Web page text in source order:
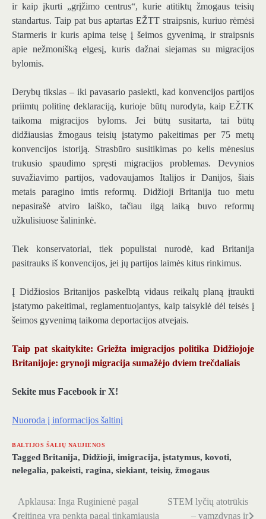
ir kaip įkurti „grįžimo centrus“, kurie atitiktų žmogaus teisių
standartus. Taip pat bus aptartas EŽTT straipsnis, kuriuo rėmėsi
Starmeris ir kuris apima teisę į šeimos gyvenimą, ir straipsnis
apie nežmonišką elgesį, kuris dažnai siejamas su migracijos
bylomis.
Derybų tikslas – iki pavasario pasiekti, kad konvencijos partijos
priimtų politinę deklaraciją, kurioje būtų nurodyta, kaip EŽTK
taikoma migracijos byloms. Jei būtų susitarta, tai būtų
didžiausias žmogaus teisių įstatymo pakeitimas per 75 metų
konvencijos istoriją. Strasbūro susitikimas po kelis mėnesius
trukusio spaudimo spręsti migracijos problemas. Devynios
suvažiavimo partijos, vadovaujamos Italijos ir Danijos, šiais
metais paragino imtis reformų. Didžioji Britanija tuo metu
nepasirašė atviro laiško, tačiau ilgą laiką buvo reformų
užkulisiuose šalininkė.
Tiek konservatoriai, tiek populistai nurodė, kad Britanija
pasitrauks iš konvencijos, jei jų partijos laimės kitus rinkimus.
Į Didžiosios Britanijos paskelbtą vidaus reikalų planą įtraukti
įstatymo pakeitimai, reglamentuojantys, kaip taisyklė dėl teisės į
šeimos gyvenimą taikoma deportacijos atvejais.
Taip pat skaitykite: Griežta imigracijos politika Didžiojoje
Britanijoje: grynoji migracija sumažėjo dviem trečdaliais
Sekite mus Facebook ir X!
Nuoroda į informacijos šaltinį
BALTIJOS ŠALIŲ NAUJIENOS
Tagged Britanija, Didžioji, imigracija, įstatymus, kovoti,
nelegalia, pakeisti, ragina, siekiant, teisių, žmogaus
Navigacija
Apklausa: Inga Ruginienė pagal
reitingą yra penkta pagal tinkamiausią
STEM lyčių atotrūkis
– vamzdynas ir